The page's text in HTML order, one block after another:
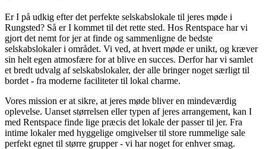
Er I på udkig efter det perfekte selskabslokale til jeres møde i
Rungsted? Så er I kommet til det rette sted. Hos Rentspace har vi
gjort det nemt for jer at finde og sammenligne de bedste
selskabslokaler i området. Vi ved, at hvert møde er unikt, og kræver
sin helt egen atmosfære for at blive en succes. Derfor har vi samlet
et bredt udvalg af selskabslokaler, der alle bringer noget særligt til
bordet - fra moderne faciliteter til lokal charme.
Vores mission er at sikre, at jeres møde bliver en mindeværdig
oplevelse. Uanset størrelsen eller typen af jeres arrangement, kan I
med Rentspace finde lige præcis det lokale der passer til jer. Fra
intime lokaler med hyggelige omgivelser til store rummelige sale
perfekt egnet til større grupper - vi har noget for enhver smag.